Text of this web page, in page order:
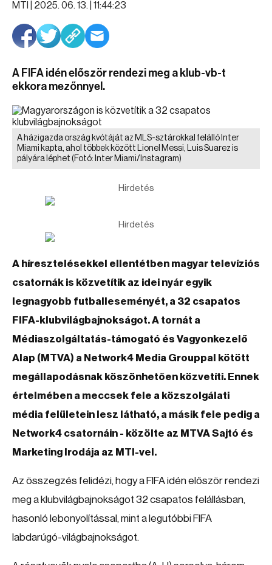
MTI | 2025. 06. 13. | 11:44:23
A FIFA idén először rendezi meg a klub-vb-t
ekkora mezőnnyel.
A házigazda ország kvótáját az MLS-sztárokkal felálló Inter
Miami kapta, ahol többek között Lionel Messi, Luis Suarez is
pályára léphet (Fotó: Inter Miami/Instagram)
Hirdetés
Hirdetés
A híresztelésekkel ellentétben magyar televíziós
csatornák is közvetítik az idei nyár egyik
legnagyobb futballeseményét, a 32 csapatos
FIFA-klubvilágbajnokságot. A tornát a
Médiaszolgáltatás-támogató és Vagyonkezelő
Alap (MTVA) a Network4 Media Grouppal kötött
megállapodásnak köszönhetően közvetíti. Ennek
értelmében a meccsek fele a közszolgálati
média felületein lesz látható, a másik fele pedig a
Network4 csatornáin - közölte az MTVA Sajtó és
Marketing Irodája az MTI-vel.
Az összegzés felidézi, hogy a FIFA idén először rendezi
meg a klubvilágbajnokságot 32 csapatos felállásban,
hasonló lebonyolítással, mint a legutóbbi FIFA
labdarúgó-világbajnokságot.